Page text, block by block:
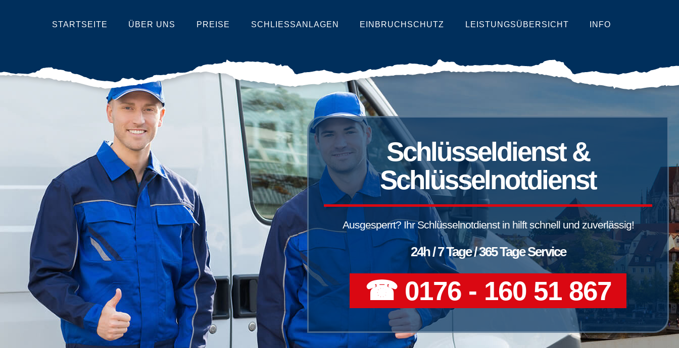
STARTSEITE ÜBER UNS PREISE SCHLIESSANLAGEN EINBRUCHSCHUTZ LEISTUNGSÜBERSICHT INFO
Schlüsseldienst &
Schlüsselnotdienst
Ausgesperrt? Ihr Schlüsselnotdienst in hilft schnell und zuverlässig!
24h / 7 Tage / 365 Tage Service
☎ 0176 - 160 51 867